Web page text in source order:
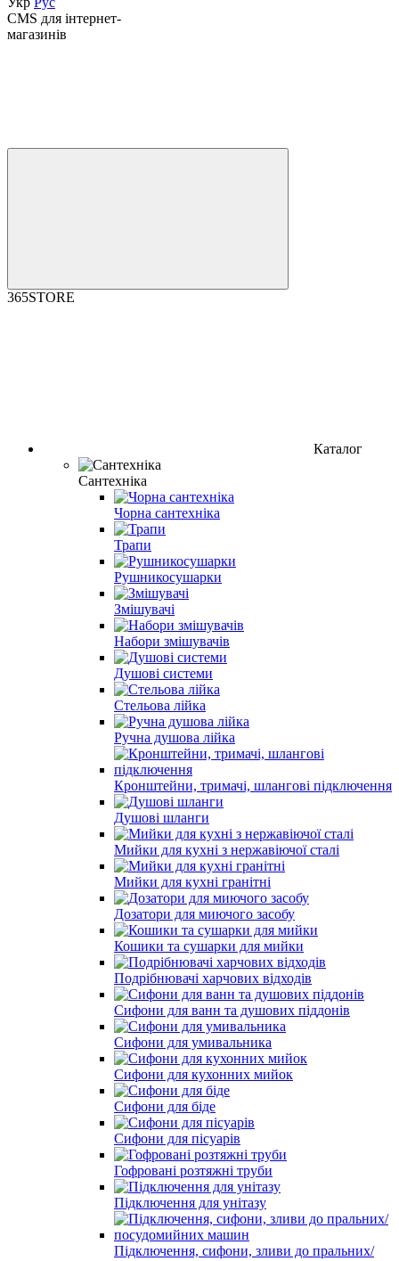
CMS для інтернет-
магазинів
365STORE
Каталог
Сантехніка
Чорна сантехніка
Трапи
Рушникосушарки
Змішувачі
Набори змішувачів
Душові системи
Стельова лійка
Ручна душова лійка
Кронштейни, тримачі, шлангові підключення
Душові шланги
Мийки для кухні з нержавіючої сталі
Мийки для кухні гранітні
Дозатори для миючого засобу
Кошики та сушарки для мийки
Подрібнювачі харчових відходів
Сифони для ванн та душових піддонів
Сифони для умивальника
Сифони для кухонних мийок
Сифони для біде
Сифони для пісуарів
Гофровані розтяжні труби
Підключення для унітазу
Підключення, сифони, зливи до пральних/